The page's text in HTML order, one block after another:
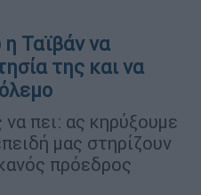
Ταϊβάν να
της και να
πει: ας κηρύξουμε
μας στηρίζουν
πρόεδρος